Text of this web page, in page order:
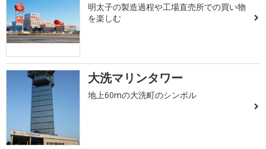
明太子の製造過程や工場直売所での買い物
を楽しむ
大洗マリンタワー
地上60mの大洗町のシンボル